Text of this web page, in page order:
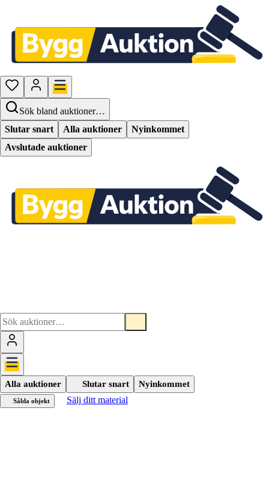
Sök bland auktioner…
Slutar snart
Alla auktioner
Nyinkommet
Avslutade auktioner
Alla auktioner Slutar snart Nyinkommet
Sålda objekt Sälj ditt material